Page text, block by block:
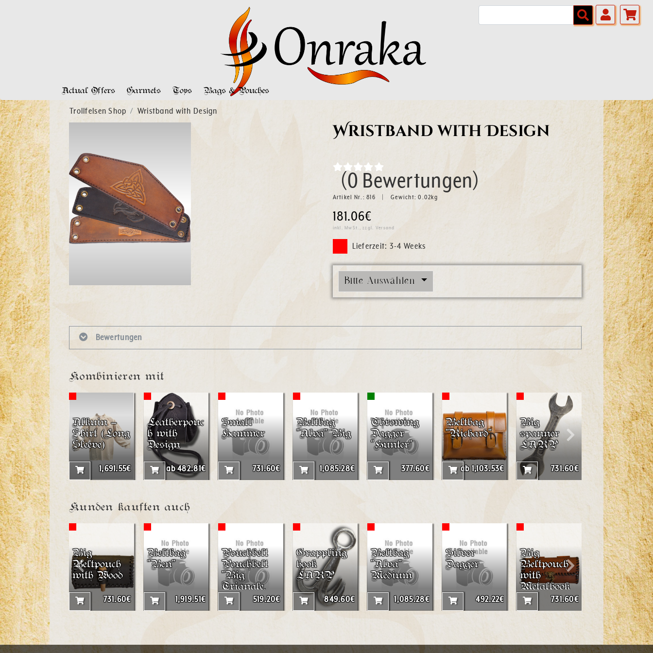
Actual Offers Garmets Toys Bags & Pouches
Trollfelsen Shop Wristband with Design
Wristband with Design
(0 Bewertungen)
Artikel Nr.:816 Gewicht:0.02kg
181.06€
inkl. MwSt., zzgl. Versand
Lieferzeit: 3-4 Weeks
Bitte Auswählen
Bewertungen
Kombinieren mit
Alkuin –
Shirt (Long
Sleeve)
1,691.55€
Leatherpouc
h with
Design
ab 482.81€
Small
Hammer
731.60€
Beltbag
"Alva" Big
1,085.28€
Throwing
Dagger
"Hunter"
377.60€
Beltbag
"Richard"
ab 1,103.53€
Big
spanner
LARP
731.60€
Beltbag
"Alva"
1,085.28€
Kunden kauften auch
Big
Beltpouch
with Wood
731.60€
Beltbag
"Ben"
1,919.51€
Pouchbelt
Pouchbelt
"Big
Triangle,
small
Rectangle"
519.20€
Grappling
hook
LARP
849.60€
Beltbag
"Alva"
Medium
1,085.28€
Silver
Dagger
492.22€
Big
Beltpouch
with
Metalhook
731.60€
Shortsword
"Draconer"
1,534.00€